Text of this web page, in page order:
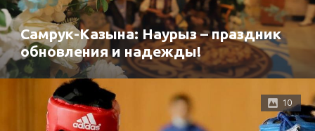
Самрук-Казына: Наурыз – праздник
обновления и надежды!
10